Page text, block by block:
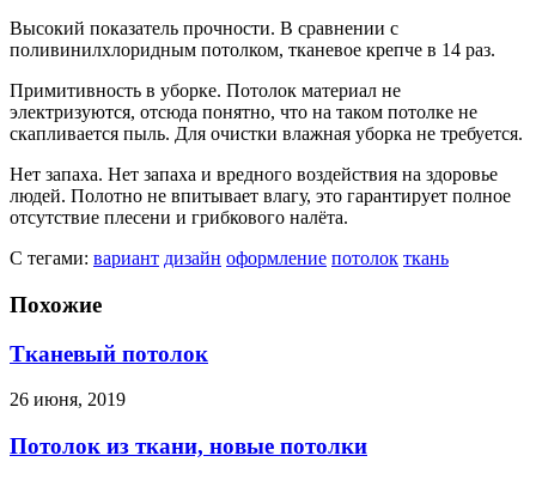
Высокий показатель прочности. В сравнении с
поливинилхлоридным потолком, тканевое крепче в 14 раз.
Примитивность в уборке. Потолок материал не
электризуются, отсюда понятно, что на таком потолке не
скапливается пыль. Для очистки влажная уборка не требуется.
Нет запаха. Нет запаха и вредного воздействия на здоровье
людей. Полотно не впитывает влагу, это гарантирует полное
отсутствие плесени и грибкового налёта.
С тегами: вариант дизайн оформление потолок ткань
Похожие
Тканевый потолок
26 июня, 2019
Потолок из ткани, новые потолки